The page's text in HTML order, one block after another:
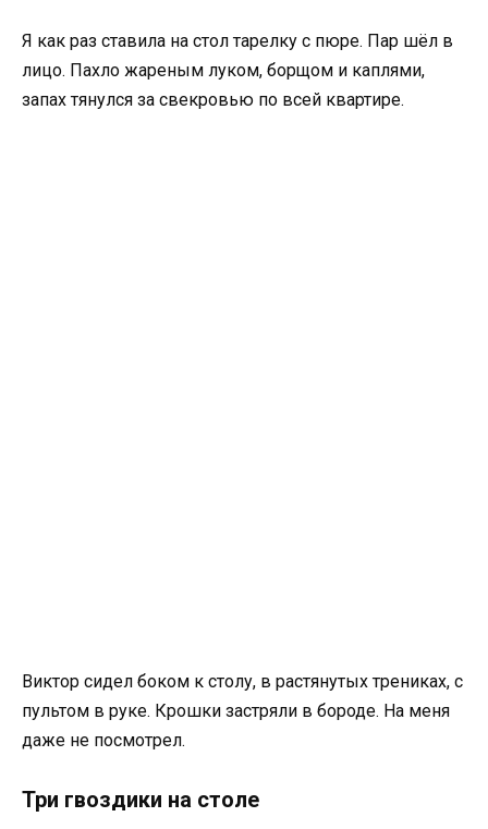
Я как раз ставила на стол тарелку с пюре. Пар шёл в
лицо. Пахло жареным луком, борщом и каплями,
запах тянулся за свекровью по всей квартире.
Виктор сидел боком к столу, в растянутых трениках, с
пультом в руке. Крошки застряли в бороде. На меня
даже не посмотрел.
Три гвоздики на столе